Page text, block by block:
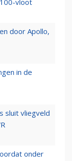
vloot
door Apollo,
in de
sluit vliegveld
onder